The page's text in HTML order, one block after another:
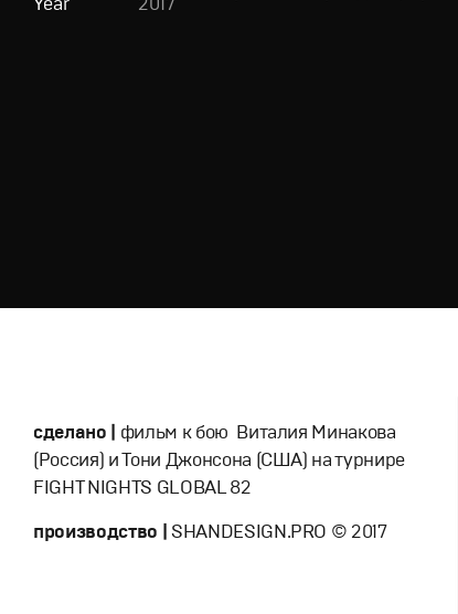
сделано | фильм к бою Виталия Минакова
(Россия) и Тони Джонсона (США) на турнире
FIGHT NIGHTS GLOBAL 82
производство | SHANDESIGN.PRO © 2017